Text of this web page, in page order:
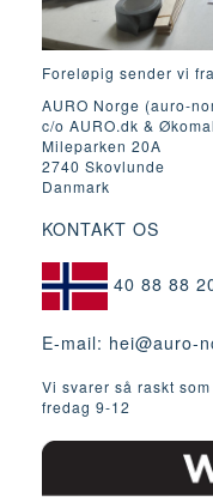
Foreløpig sender vi
AURO Norge (auro-
c/o AURO.dk &
Mileparken 20A
2740 Skovlunde
Danmark
KONTAKT OS
40 88 88
E-mail: hei@auro-
Vi svarer så raskt
fredag ​​9-12